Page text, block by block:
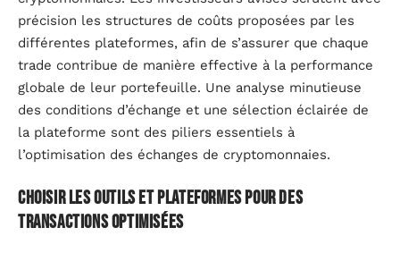
précision les structures de coûts proposées par les
différentes plateformes, afin de s’assurer que chaque
trade contribue de manière effective à la performance
globale de leur portefeuille. Une analyse minutieuse
des conditions d’échange et une sélection éclairée de
la plateforme sont des piliers essentiels à
l’optimisation des échanges de cryptomonnaies.
Choisir les outils et plateformes pour des
transactions optimisées